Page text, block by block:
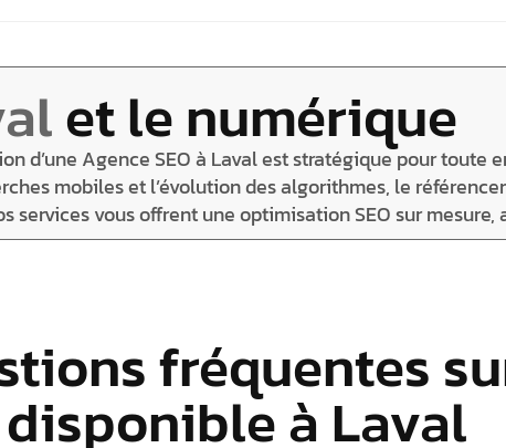
et le numérique
d’une Agence SEO à Laval est stratégique pour
mobiles et l’évolution des algorithmes, le
services vous offrent une optimisation SEO sur
fréquentes
disponible à Laval